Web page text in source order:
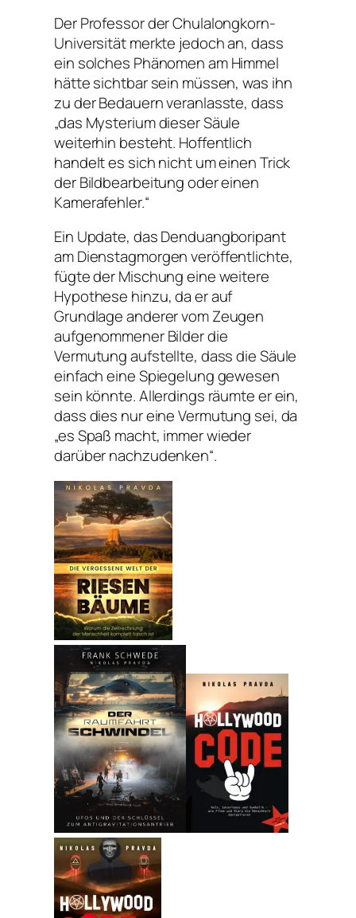
Der Professor der Chulalongkorn-
Universität merkte jedoch an, dass
ein solches Phänomen am Himmel
hätte sichtbar sein müssen, was ihn
zu der Bedauern veranlasste, dass
„das Mysterium dieser Säule
weiterhin besteht. Hoffentlich
handelt es sich nicht um einen Trick
der Bildbearbeitung oder einen
Kamerafehler.“
Ein Update, das Denduangboripant
am Dienstagmorgen veröffentlichte,
fügte der Mischung eine weitere
Hypothese hinzu, da er auf
Grundlage anderer vom Zeugen
aufgenommener Bilder die
Vermutung aufstellte, dass die Säule
einfach eine Spiegelung gewesen
sein könnte. Allerdings räumte er ein,
dass dies nur eine Vermutung sei, da
„es Spaß macht, immer wieder
darüber nachzudenken“.